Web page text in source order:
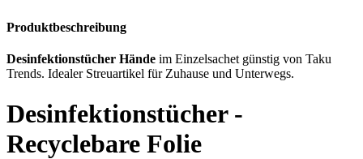
Produktbeschreibung
Desinfektionstücher Hände im Einzelsachet günstig von Taku
Trends. Idealer Streuartikel für Zuhause und Unterwegs.
Desinfektionstücher -
Recyclebare Folie